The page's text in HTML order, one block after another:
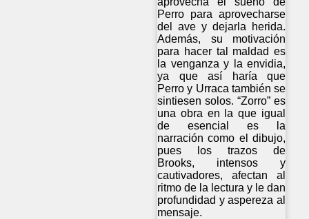
Perro para aprovecharse
del ave y dejarla herida.
Además, su motivación
para hacer tal maldad es
la venganza y la envidia,
ya que así haría que
Perro y Urraca también se
sintiesen solos. “Zorro” es
una obra en la que igual
de esencial es la
narración como el dibujo,
pues los trazos de
Brooks, intensos y
cautivadores, afectan al
ritmo de la lectura y le dan
profundidad y aspereza al
mensaje.